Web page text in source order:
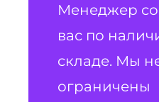
Менеджер
вас по
складе. Мы
ограничены